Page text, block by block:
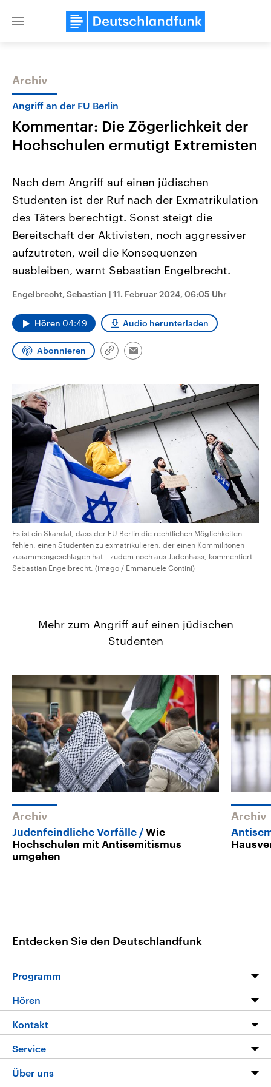
Close
Themen
Landtagswahl Sachsen-Anhalt
2026
Alle Informationen
Sachsen-Anhalt wählt am 6.
September 2026 einen neuen
Landtag. Seit 2021 wird das
Bundesland von einer Koalition aus
Umfragen, Prognosen,
Wahlprogramme, aktuelle Berichte
und Kandidaten der anstehenden
Wahl.
USA
Aktuelle Beiträge,
Hintergründe
Wirtschaftlich und
gehören die Vereinigten
den mächtigsten Ländern
mit großem Einfluss auf
aktuelle Weltgeschehen.
Archiv
Angriff an der FU Berlin
Kommentar: Die Zögerlichkeit der
Hochschulen ermutigt Extremisten
Nach dem Angriff auf einen jüdischen
Studenten ist der Ruf nach der Exmatrikulation
des Täters berechtigt. Sonst steigt die
Bereitschaft der Aktivisten, noch aggressiver
aufzutreten, weil die Konsequenzen
ausbleiben, warnt Sebastian Engelbrecht.
Engelbrecht, Sebastian | 11. Februar 2024, 06:05 Uhr
Hören 04:49 Audio herunterladen
Abonnieren
Link
Email
Es ist ein Skandal, dass der FU Berlin die rechtlichen Möglichkeiten
fehlen, einen Studenten zu exmatrikulieren, der einen Kommilitonen
zusammengeschlagen hat – zudem noch aus Judenhass, kommentiert
Sebastian Engelbrecht. (imago / Emmanuele Contini)
Mehr zum Angriff auf einen jüdischen
Studenten
Archiv
Judenfeindliche Vorfälle
Wie
Hochschulen mit Antisemitismus
umgehen
Archiv
Entdecken Sie den Deutschlandfunk
Programm
Programm
Die Nachrichten
Nachrichtenleicht
Neue Beiträge auf dlf.de
Hören
Livestream
Podcasts
Deutschlandfunk App
Kontakt
Hörerservice
Service
FAQ
Über uns